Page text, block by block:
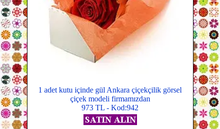
1 adet kutu içinde gül Ankara çiçekçilik görsel
çiçek modeli firmamızdan
973 TL - Kod:942